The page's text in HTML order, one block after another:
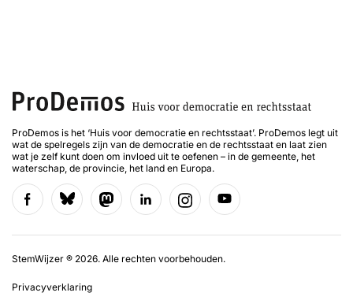
ProDemos is het ‘Huis voor democratie en rechtsstaat’. ProDemos legt uit
wat de spelregels zijn van de democratie en de rechtsstaat en laat zien
wat je zelf kunt doen om invloed uit te oefenen – in de gemeente, het
waterschap, de provincie, het land en Europa.
StemWijzer ® 2026. Alle rechten voorbehouden.
Privacyverklaring